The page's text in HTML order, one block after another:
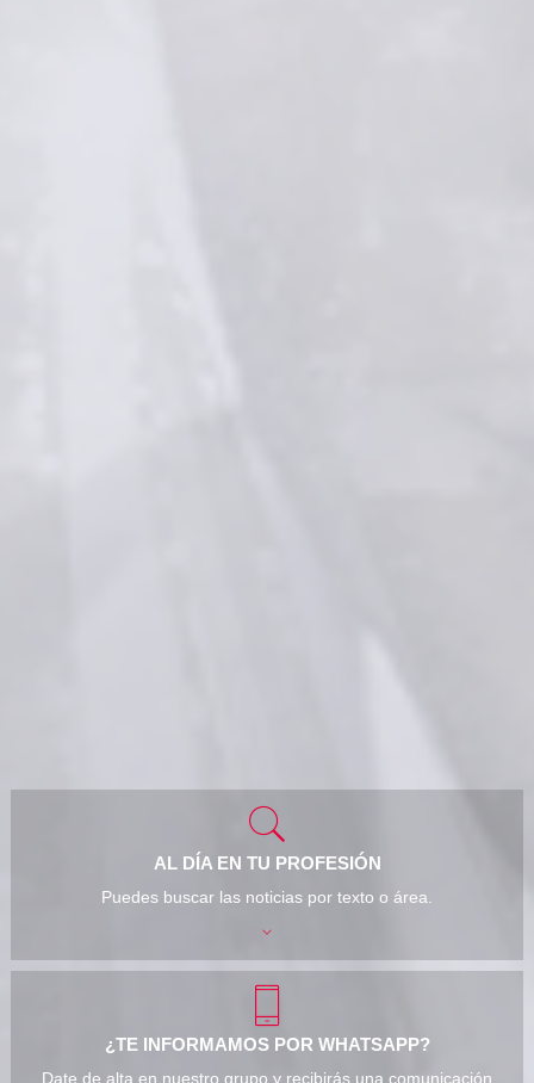
AL DÍA EN TU PROFESIÓN
Puedes buscar las noticias por texto o área.
¿TE INFORMAMOS POR WHATSAPP?
Date de alta en nuestro grupo y recibirás una comunicación